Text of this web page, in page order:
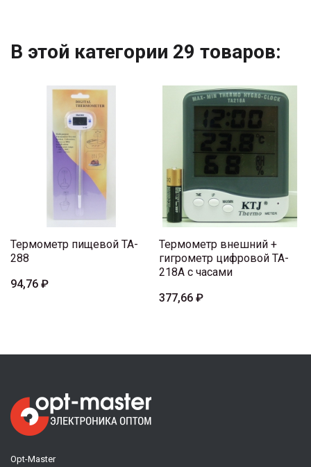
В этой категории 29 товаров:
Термометр пищевой TA-
288
94,76 ₽
Термометр внешний +
гигрометр цифровой TA-
218A с часами
377,66 ₽
Opt-Master